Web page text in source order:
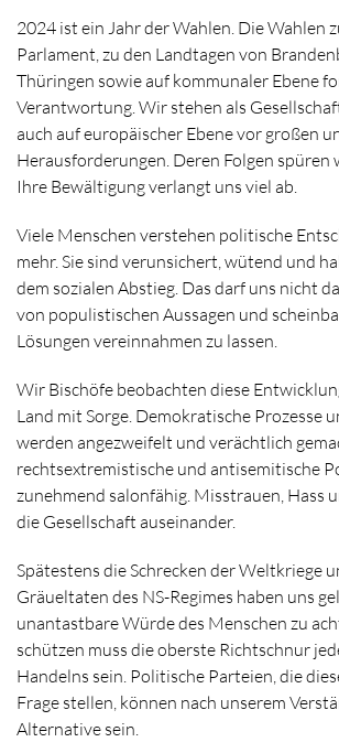
2024 ist ein Jahr der Wahlen. Die Wahlen
Parlament, zu den Landtagen von
Thüringen sowie auf kommunaler Ebene
Verantwortung. Wir stehen als
auch auf europäischer Ebene vor großen
Herausforderungen. Deren Folgen spüren
Ihre Bewältigung verlangt uns viel ab.
Viele Menschen verstehen politische
mehr. Sie sind verunsichert, wütend und
dem sozialen Abstieg. Das darf uns nicht
von populistischen Aussagen und
Lösungen vereinnahmen zu lassen.
Wir Bischöfe beobachten diese
Land mit Sorge. Demokratische Prozesse
werden angezweifelt und verächtlich
rechtsextremistische und antisemitische
zunehmend salonfähig. Misstrauen, Hass
die Gesellschaft auseinander.
Spätestens die Schrecken der Weltkriege
Gräueltaten des NS-Regimes haben uns
unantastbare Würde des Menschen zu
schützen muss die oberste Richtschnur
Handelns sein. Politische Parteien, die
Frage stellen, können nach unserem
Alternative sein.